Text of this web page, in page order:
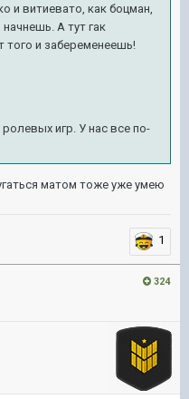
и витиевато, как боцман,
А тут гак
того и забеременеешь!
игр. У нас все по-
матом тоже уже умею
1
324